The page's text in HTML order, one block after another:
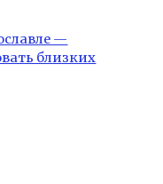
—
близких